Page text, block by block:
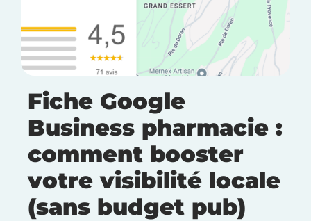
Fiche Google
Business pharmacie :
comment booster
votre visibilité locale
(sans budget pub)